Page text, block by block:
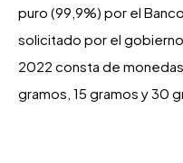
puro (99,9%) por el
solicitado por el
2022 consta de
gramos, 15 gramos y 30